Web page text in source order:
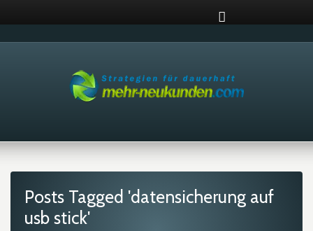
Posts Tagged 'datensicherung auf
usb stick'